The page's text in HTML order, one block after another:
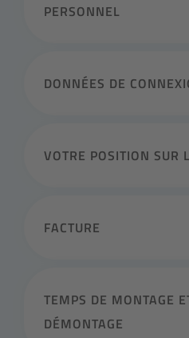
PERSONNEL
DONNÉES DE
VOTRE POSITION SUR
FACTURE
TEMPS DE MONTAGE
DÉMONTAGE